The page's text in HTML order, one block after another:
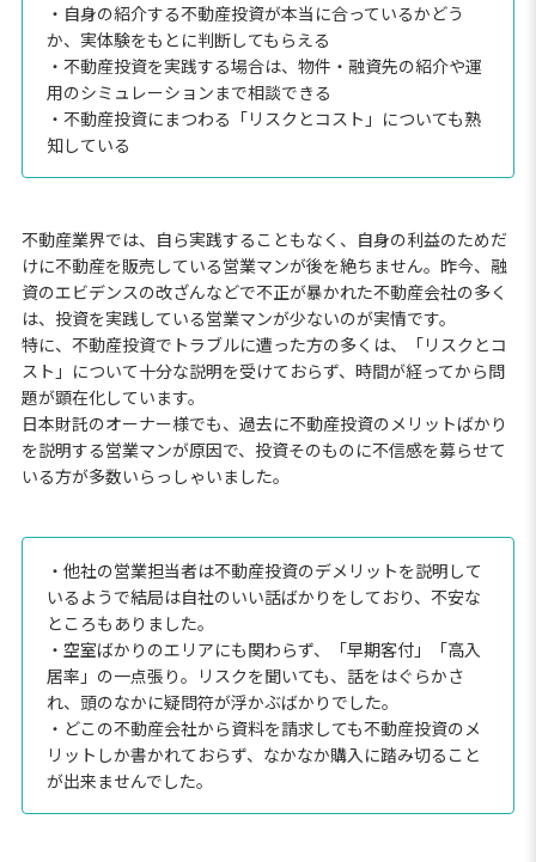
・自身の紹介する不動産投資が本当に合っているかどう
か、実体験をもとに判断してもらえる
・不動産投資を実践する場合は、物件・融資先の紹介や運
用のシミュレーションまで相談できる
・不動産投資にまつわる「リスクとコスト」についても熟
知している
不動産業界では、自ら実践することもなく、自身の利益のためだ
けに不動産を販売している営業マンが後を絶ちません。昨今、融
資のエビデンスの改ざんなどで不正が暴かれた不動産会社の多く
は、投資を実践している営業マンが少ないのが実情です。
特に、不動産投資でトラブルに遭った方の多くは、「リスクとコ
スト」について十分な説明を受けておらず、時間が経ってから問
題が顕在化しています。
日本財託のオーナー様でも、過去に不動産投資のメリットばかり
を説明する営業マンが原因で、投資そのものに不信感を募らせて
いる方が多数いらっしゃいました。
・他社の営業担当者は不動産投資のデメリットを説明して
いるようで結局は自社のいい話ばかりをしており、不安な
ところもありました。
・空室ばかりのエリアにも関わらず、「早期客付」「高入
居率」の一点張り。リスクを聞いても、話をはぐらかさ
れ、頭のなかに疑問符が浮かぶばかりでした。
・どこの不動産会社から資料を請求しても不動産投資のメ
リットしか書かれておらず、なかなか購入に踏み切ること
が出来ませんでした。